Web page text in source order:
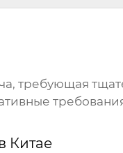
требующая
Китае